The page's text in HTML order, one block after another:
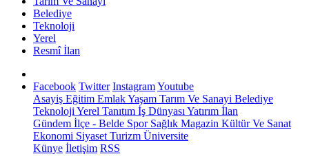
Belediye
Teknoloji
Yerel
Resmî İlan
Facebook Twitter InstagramYoutube
Asayiş Eğitim EmlakYaşam Tarım Ve Sanayi Belediye
Teknoloji Yerel Tanıtım İş Dünyası Yatırım İlan
Gündem İlçe - Belde SporSağlık Magazin Kültür Ve Sanat
Ekonomi Siyaset Turizm Üniversite
Künye İletişim RSS